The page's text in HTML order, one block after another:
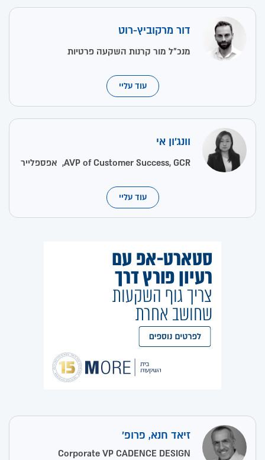
דור מרקוביץ-רוט
מנכ"ל מור קרנות השקעה פרטיות
עוד עליי
וונג'ון אי
AVP of Customer Success, GCR, אפספלייר
עוד עליי
זיאד חנא, פרופ'
Corporate VP CADENCE DESIGN